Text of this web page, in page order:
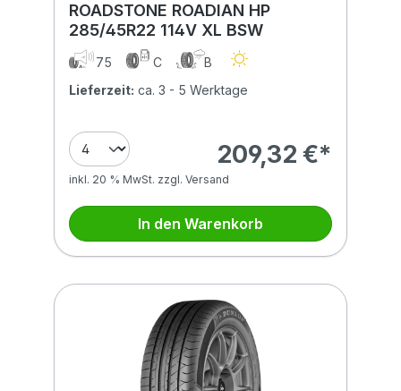
ROADSTONE ROADIAN HP
285/45R22 114V XL BSW
75 C
B
Lieferzeit: ca. 3 - 5 Werktage
209,32 €*
inkl. 20 % MwSt. zzgl. Versand
In den Warenkorb